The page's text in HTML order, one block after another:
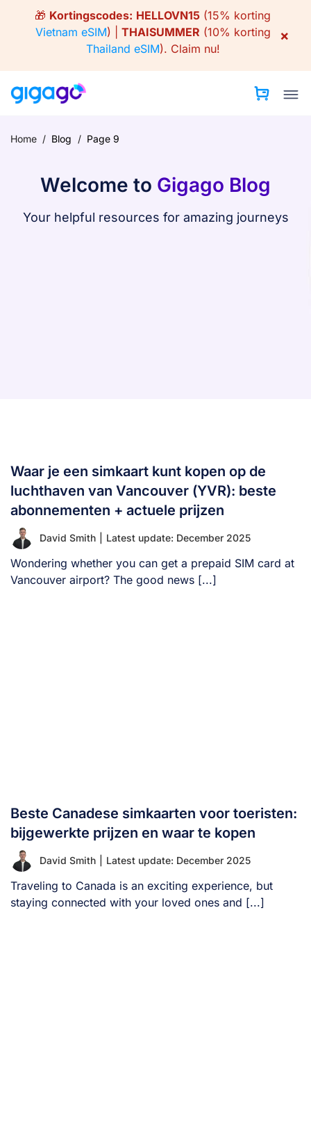
🎁 Kortingscodes: HELLOVN15 (15% korting
Vietnam eSIM) | THAISUMMER (10% korting
Thailand eSIM). Claim nu!
×
Home / Blog / Page 9
Welcome to Gigago Blog
Your helpful resources for amazing journeys
Waar je een simkaart kunt kopen op de
luchthaven van Vancouver (YVR): beste
abonnementen + actuele prijzen
David Smith Latest update: December 2025
Wondering whether you can get a prepaid SIM card at
Vancouver airport? The good news [...]
Beste Canadese simkaarten voor toeristen:
bijgewerkte prijzen en waar te kopen
David Smith Latest update: December 2025
Traveling to Canada is an exciting experience, but
staying connected with your loved ones and [...]